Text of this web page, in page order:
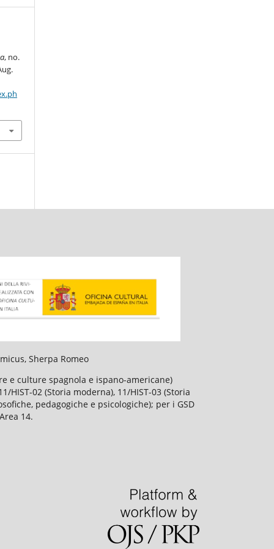
, no.
Sherpa Romeo
e culture spagnola e ispano-americane)
HIST-02 (Storia moderna), 11/HIST-03 (Storia
pedagogiche e psicologiche); per i GSD
14.